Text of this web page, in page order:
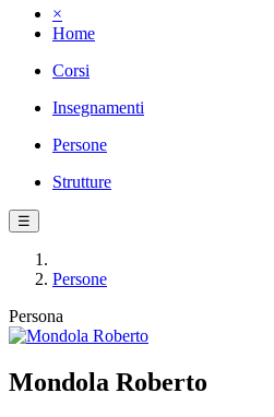
×
Home
Corsi
Insegnamenti
Persone
Strutture
☰
Persone
Persona
Mondola Roberto